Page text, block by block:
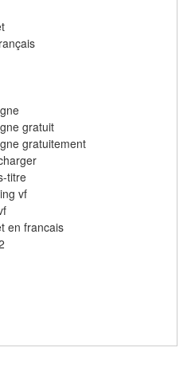
gratuit
gratuitement
titre
vf
en francais